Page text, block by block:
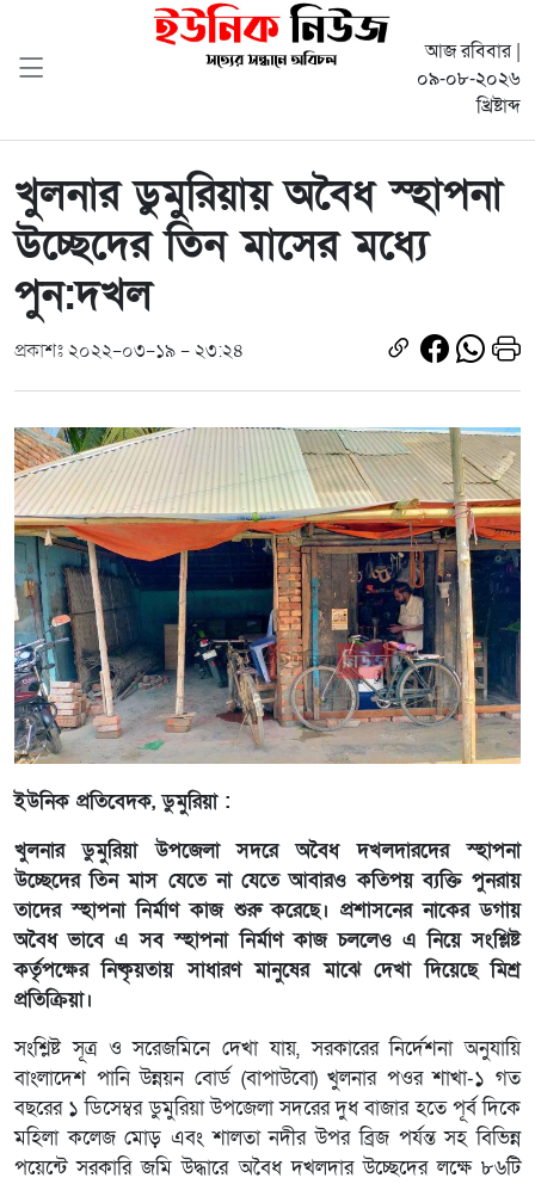
আজ রবিবার |
০৯-০৮-২০২৬
খ্রিষ্টাব্দ
খুলনার ডুমুরিয়ায় অবৈধ স্হাপনা
উচ্ছেদের তিন মাসের মধ্যে
পুন:দখল
প্রকাশঃ ২০২২-০৩-১৯ - ২৩:২৪
ইউনিক প্রতিবেদক, ডুমুরিয়া :
খুলনার ডুমুরিয়া উপজেলা সদরে অবৈধ দখলদারদের স্হাপনা
উচ্ছেদের তিন মাস যেতে না যেতে আবারও কতিপয় ব্যক্তি পুনরায়
তাদের স্হাপনা নির্মাণ কাজ শুরু করেছে। প্রশাসনের নাকের ডগায়
অবৈধ ভাবে এ সব স্হাপনা নির্মাণ কাজ চললেও এ নিয়ে সংশ্লিষ্ট
কর্তৃপক্ষের নিষ্কৃয়তায় সাধারণ মানুষের মাঝে দেখা দিয়েছে মিশ্র
প্রতিক্রিয়া।
সংশ্লিষ্ট সূত্র ও সরেজমিনে দেখা যায়, সরকারের নির্দেশনা অনুযায়ি
বাংলাদেশ পানি উন্নয়ন বোর্ড (বাপাউবো) খুলনার পওর শাখা-১ গত
বছরের ১ ডিসেম্বর ডুমুরিয়া উপজেলা সদরের দুধ বাজার হতে পূর্ব দিকে
মহিলা কলেজ মোড় এবং শালতা নদীর উপর ব্রিজ পর্যন্ত সহ বিভিন্ন
পয়েন্টে সরকারি জমি উদ্ধারে অবৈধ দখলদার উচ্ছেদের লক্ষে ৮৬টি